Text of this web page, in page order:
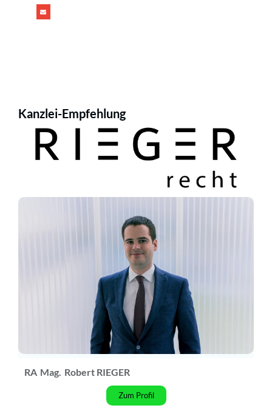
Kanzlei-Empfehlung
RA Mag. Robert RIEGER
Zum Profil